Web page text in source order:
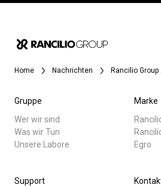
Home Nachrichten Rancilio
Gruppe
Wer wir sind
Was wir Tun
Unsere Labore
Marke
Egro
Support